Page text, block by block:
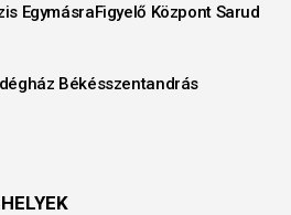
EgymásraFigyelő Központ Sarud
Békésszentandrás